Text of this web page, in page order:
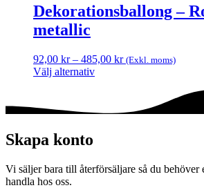
Dekorationsballong –
metallic
92,00 kr – 485,00 krPrisintervall:
(Exkl. moms)
Välj alternativ
produkten
varianter.
olika
alternativen
Skapa konto
Vi säljer bara till återförsäljare så du behöver
handla hos oss.